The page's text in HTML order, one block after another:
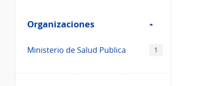
Organizaciones
Organizaciones
Ministerio de Salud Publica 1